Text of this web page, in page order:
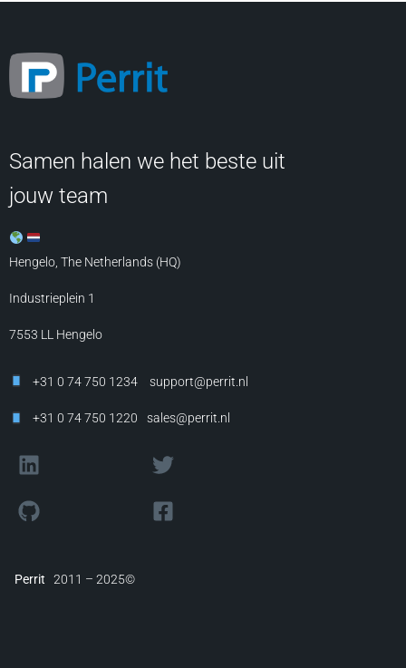
Samen halen we het beste uit
jouw team
Hengelo, The Netherlands (HQ)
Industrieplein 1
7553 LL Hengelo
+31 0 74 750 1234 support@perrit.nl
+31 0 74 750 1220 sales@perrit.nl
Perrit 2011 – 2025©